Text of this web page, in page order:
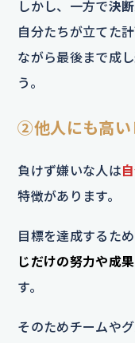
しかし、一方で決
自分たちが立てた
ながら最後まで成
う。
②他人にも高い
負けず嫌いな人は
特徴があります。
目標を達成するた
じだけの努力や成
す。
そのためチームや